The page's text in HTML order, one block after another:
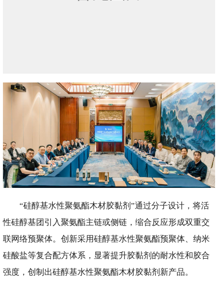
“硅醇基水性聚氨酯木材胶黏剂”通过分子设计，将活
性硅醇基团引入聚氨酯主链或侧链，缩合反应形成双重交
联网络预聚体。创新采用硅醇基水性聚氨酯预聚体、纳米
硅酸盐等复合配方体系，显著提升胶黏剂的耐水性和胶合
强度，创制出硅醇基水性聚氨酯木材胶黏剂新产品。